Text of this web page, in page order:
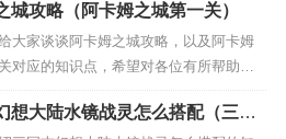
下的疑问！ 本文目录一览： 1、哈利波
跳过舞的人怎么找 2、哈利波特魔法觉醒
舞怎么摘帽子 3、哈利波特吟梦旅人怎么
城攻略（阿卡姆之城第一关）
大家谈谈阿卡姆之城攻略，以及阿卡姆
对应的知识点，希望对各位有所帮助，
藏本站喔。 本文目录一览： 1、求助，
冰冻科技任务 2、阿卡姆之城泥面人怎么
想大陆水镜战灵怎么搭配（三国